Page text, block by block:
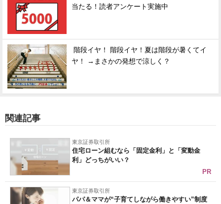
当たる！読者アンケート実施中
階段イヤ！ 階段イヤ！夏は階段が暑くてイ
ヤ！ →まさかの発想で涼しく？
関連記事
東京証券取引所
住宅ローン組むなら「固定金利」と「変動金
利」どっちがいい？
PR
東京証券取引所
パパ＆ママが“子育てしながら働きやすい”制度